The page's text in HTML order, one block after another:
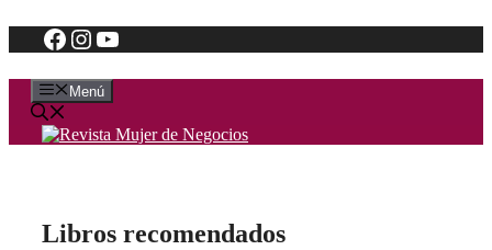
Saltar
al
Facebook
Instagram
YouTube
Menú
Libros recomendados